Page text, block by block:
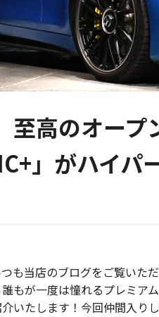
至高のオー
」がハイパ
も当店のブログをご覧いた
もが一度は憧れるプレミア
いたします！今回仲間入り